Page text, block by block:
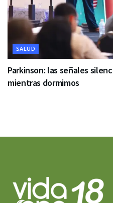
SALUD
Parkinson: las señales
mientras dormimos